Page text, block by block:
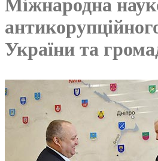
Міжнародна
України та